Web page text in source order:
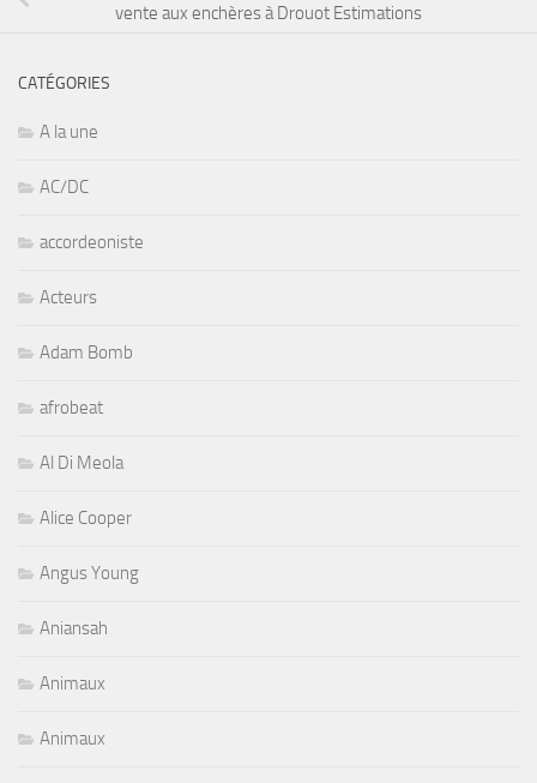
vente aux enchères à Drouot Estimations
CATÉGORIES
A la une
AC/DC
accordeoniste
Acteurs
Adam Bomb
afrobeat
Al Di Meola
Alice Cooper
Angus Young
Aniansah
Animaux
Animaux